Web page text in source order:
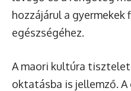
hozzájárul a gyermekek
egészségéhez.
A maori kultúra
oktatásba is jellemző. A